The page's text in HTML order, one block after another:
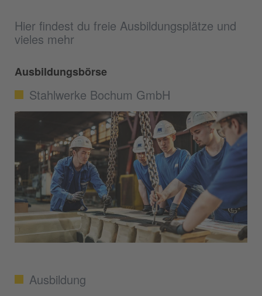
Hier findest du freie Ausbildungsplätze und
vieles mehr
Ausbildungsbörse
Stahlwerke Bochum GmbH
Ausbildung